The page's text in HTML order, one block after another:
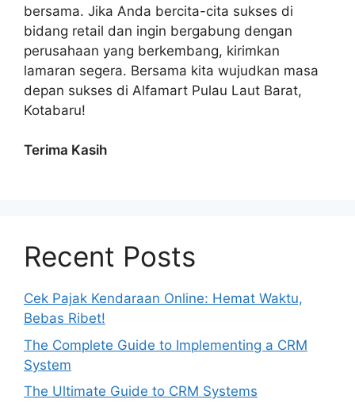
bersama. Jika Anda bercita-cita sukses di
bidang retail dan ingin bergabung dengan
perusahaan yang berkembang, kirimkan
lamaran segera. Bersama kita wujudkan masa
depan sukses di Alfamart Pulau Laut Barat,
Kotabaru!
Terima Kasih
Recent Posts
Cek Pajak Kendaraan Online: Hemat Waktu,
Bebas Ribet!
The Complete Guide to Implementing a CRM
System
The Ultimate Guide to CRM Systems